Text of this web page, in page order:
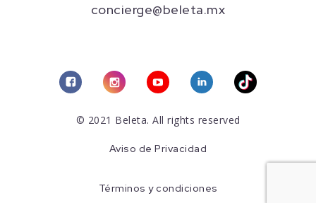
concierge@beleta.mx
© 2021 Beleta. All rights reserved
Aviso de Privacidad
Términos y condiciones